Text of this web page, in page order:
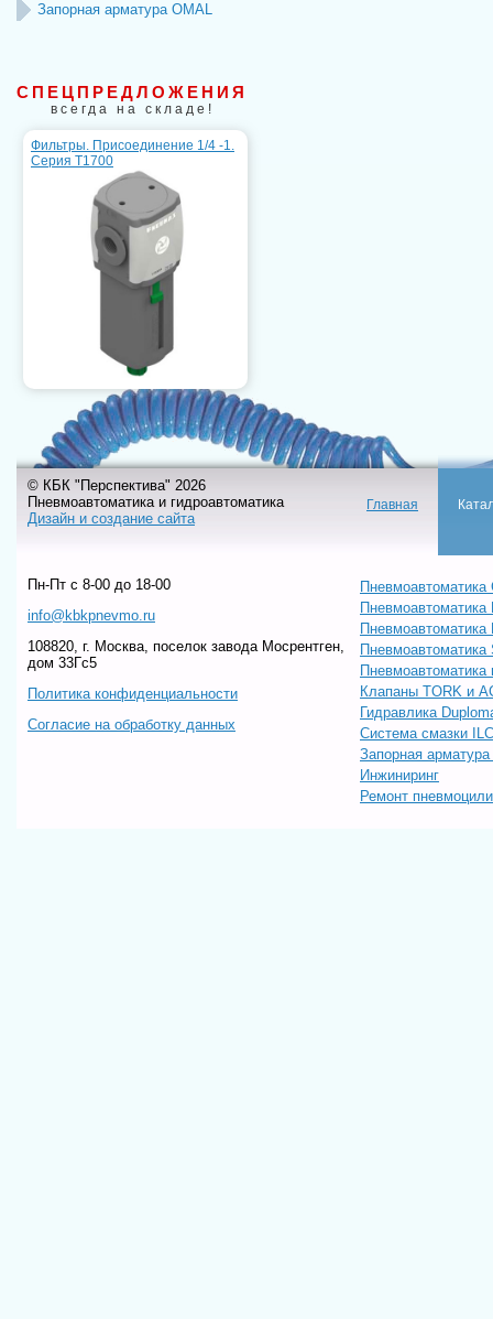
Запорная арматура OMAL
СПЕЦПРЕДЛОЖЕНИЯ
всегда на складе!
Фильтры. Присоединение 1/4 -1.
Серия T1700
© КБК "Перспектива" 2026
Пневмоавтоматика и гидроавтоматика
Дизайн и создание сайта
Главная
Пн-Пт c 8-00 до 18-00
info@kbkpnevmo.ru
108820, г. Москва, поселок завода Мосрентген,
дом 33Гс5
Политика конфиденциальности
Согласие на обработку данных
Пневмоавтоматика
Пневмоавтоматика
Пневмоавтоматика
Пневмоавтоматика
Клапаны TORK и
Гидравлика
Система смазки ILC
Запорная
Инжиниринг
Ремонт